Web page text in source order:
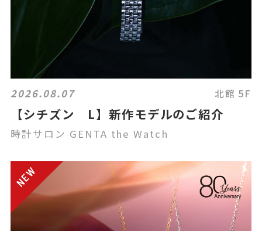
2026.08.07 北館 5F
【シチズン L】新作モデルのご紹介
時計サロン GENTA the Watch